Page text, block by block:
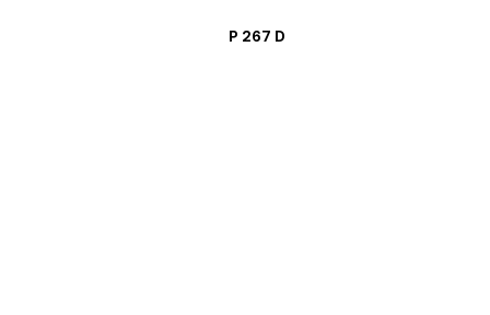
P 267 D